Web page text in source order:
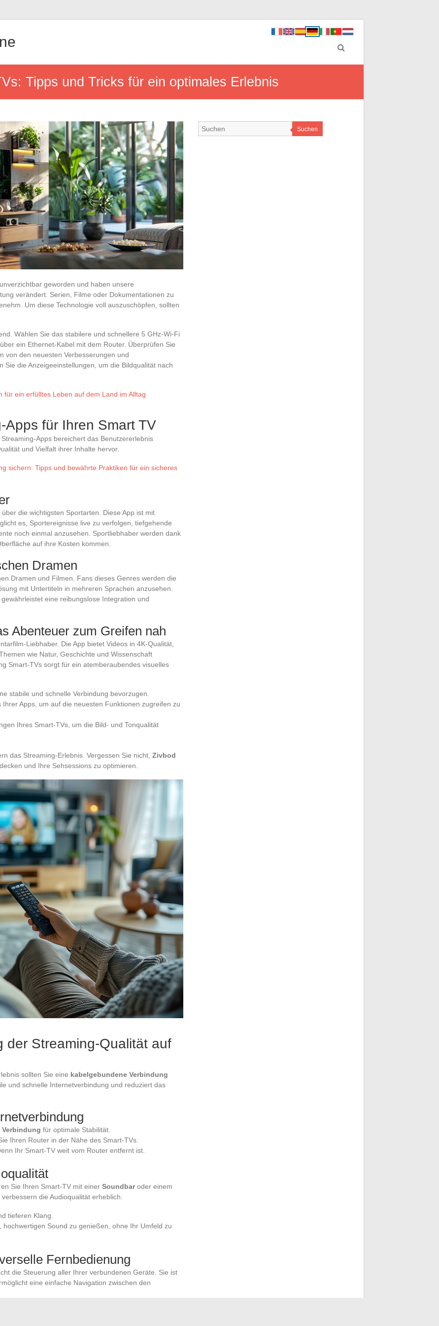
Tipps und Tricks für ein optimales Erlebnis
geworden und haben unsere
verändert. Serien, Filme oder Dokumentationen zu
Um diese Technologie voll auszuschöpfen, sollten
Wählen Sie das stabilere und schnellere 5 GHz-Wi-Fi
ein Ethernet-Kabel mit dem Router. Überprüfen Sie
von den neuesten Verbesserungen und
die Anzeigeeinstellungen, um die Bildqualität nach
für ein erfülltes Leben auf dem Land im Alltag
Apps für Ihren Smart TV
Apps bereichert das Benutzererlebnis
und Vielfalt ihrer Inhalte hervor.
sichern: Tipps und bewährte Praktiken für ein sicheres
die wichtigsten Sportarten. Diese App ist mit
es, Sportereignisse live zu verfolgen, tiefgehende
noch einmal anzusehen. Sportliebhaber werden dank
auf ihre Kosten kommen.
Dramen
Dramen und Filmen. Fans dieses Genres werden die
mit Untertiteln in mehreren Sprachen anzusehen.
eine reibungslose Integration und
Abenteuer zum Greifen nah
Liebhaber. Die App bietet Videos in 4K-Qualität,
wie Natur, Geschichte und Wissenschaft
Smart-TVs sorgt für ein atemberaubendes visuelles
stabile und schnelle Verbindung bevorzugen.
Apps, um auf die neuesten Funktionen zugreifen zu
Ihres Smart-TVs, um die Bild- und Tonqualität
das Streaming-Erlebnis. Vergessen Sie nicht, Zivbod
und Ihre Sehsessions zu optimieren.
der Streaming-Qualität auf
sollten Sie eine kabelgebundene Verbindung
und schnelle Internetverbindung und reduziert das
für optimale Stabilität.
Ihren Router in der Nähe des Smart-TVs.
Ihr Smart-TV weit vom Router entfernt ist.
Sie Ihren Smart-TV mit einer Soundbaroder einem
die Audioqualität erheblich.
tieferen Klang.
Sound zu genießen, ohne Ihr Umfeld zu
Fernbedienung
die Steuerung aller Ihrer verbundenen Geräte. Sie ist
eine einfache Navigation zwischen den
Suchen